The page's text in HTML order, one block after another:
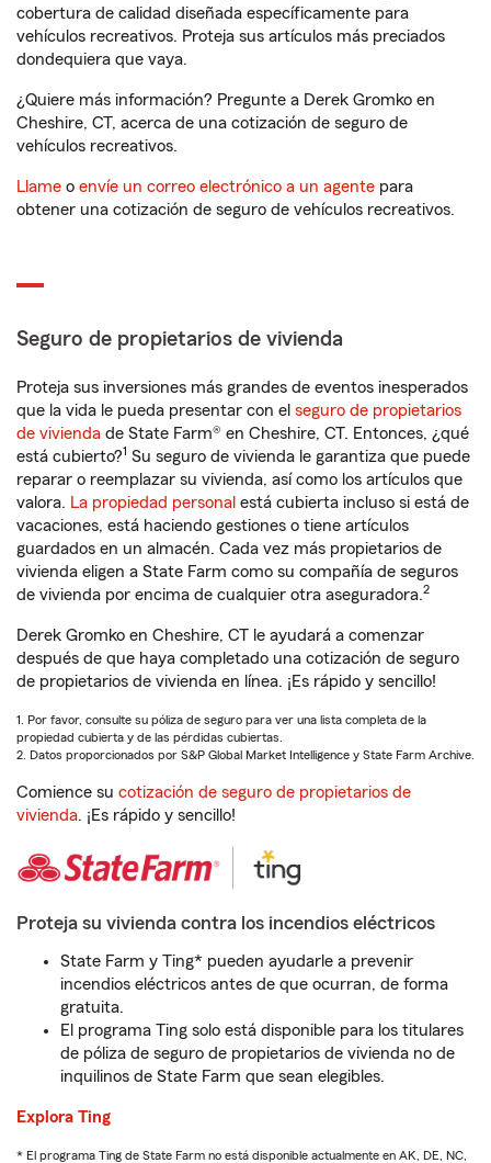
cobertura de calidad diseñada específicamente para
vehículos recreativos. Proteja sus artículos más preciados
dondequiera que vaya.
¿Quiere más información? Pregunte a Derek Gromko en
Cheshire, CT, acerca de una cotización de seguro de
vehículos recreativos.
Llame o envíe un correo electrónico a un agente para
obtener una cotización de seguro de vehículos recreativos.
Seguro de propietarios de vivienda
Proteja sus inversiones más grandes de eventos inesperados
que la vida le pueda presentar con el seguro de propietarios
de vivienda de State Farm® en Cheshire, CT. Entonces, ¿qué
está cubierto?1 Su seguro de vivienda le garantiza que puede
reparar o reemplazar su vivienda, así como los artículos que
valora. La propiedad personal está cubierta incluso si está de
vacaciones, está haciendo gestiones o tiene artículos
guardados en un almacén. Cada vez más propietarios de
vivienda eligen a State Farm como su compañía de seguros
de vivienda por encima de cualquier otra aseguradora.2
Derek Gromko en Cheshire, CT le ayudará a comenzar
después de que haya completado una cotización de seguro
de propietarios de vivienda en línea. ¡Es rápido y sencillo!
1. Por favor, consulte su póliza de seguro para ver una lista completa de la
propiedad cubierta y de las pérdidas cubiertas.
2. Datos proporcionados por S&P Global Market Intelligence y State Farm Archive.
Comience su cotización de seguro de propietarios de
vivienda. ¡Es rápido y sencillo!
Proteja su vivienda contra los incendios eléctricos
State Farm y Ting* pueden ayudarle a prevenir
incendios eléctricos antes de que ocurran, de forma
gratuita.
El programa Ting solo está disponible para los titulares
de póliza de seguro de propietarios de vivienda no de
inquilinos de State Farm que sean elegibles.
Explora Ting
* El programa Ting de State Farm no está disponible actualmente en AK, DE, NC,